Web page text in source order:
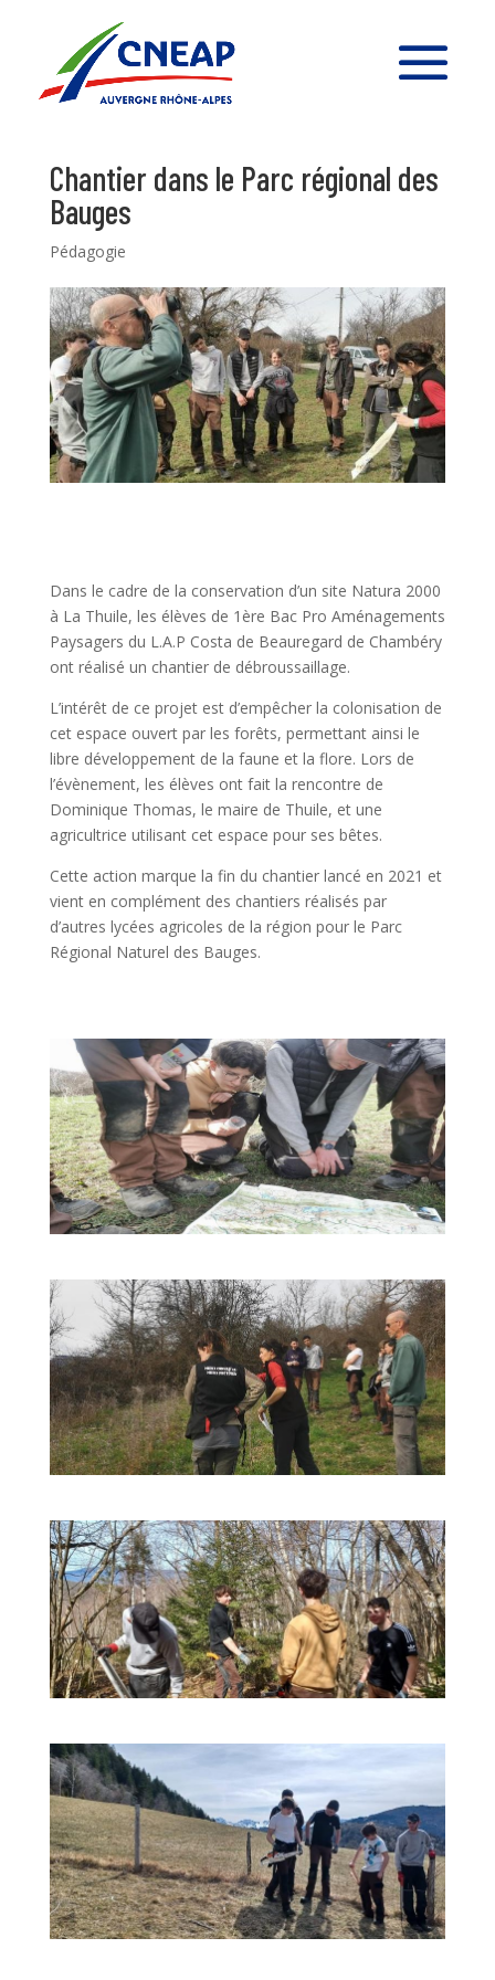
Chantier dans le Parc régional des
Bauges
Pédagogie
Dans le cadre de la conservation d’un site Natura 2000
à La Thuile, les élèves de 1ère Bac Pro Aménagements
Paysagers du L.A.P Costa de Beauregard de Chambéry
ont réalisé un chantier de débroussaillage.
L’intérêt de ce projet est d’empêcher la colonisation de
cet espace ouvert par les forêts, permettant ainsi le
libre développement de la faune et la flore. Lors de
l’évènement, les élèves ont fait la rencontre de
Dominique Thomas, le maire de Thuile, et une
agricultrice utilisant cet espace pour ses bêtes.
Cette action marque la fin du chantier lancé en 2021 et
vient en complément des chantiers réalisés par
d’autres lycées agricoles de la région pour le Parc
Régional Naturel des Bauges.